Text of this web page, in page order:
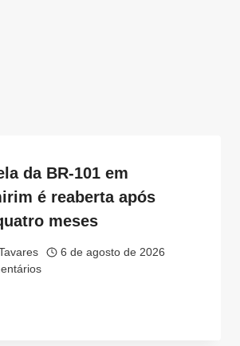
da BR-101 em
é reaberta após
meses
6 de agosto de 2026